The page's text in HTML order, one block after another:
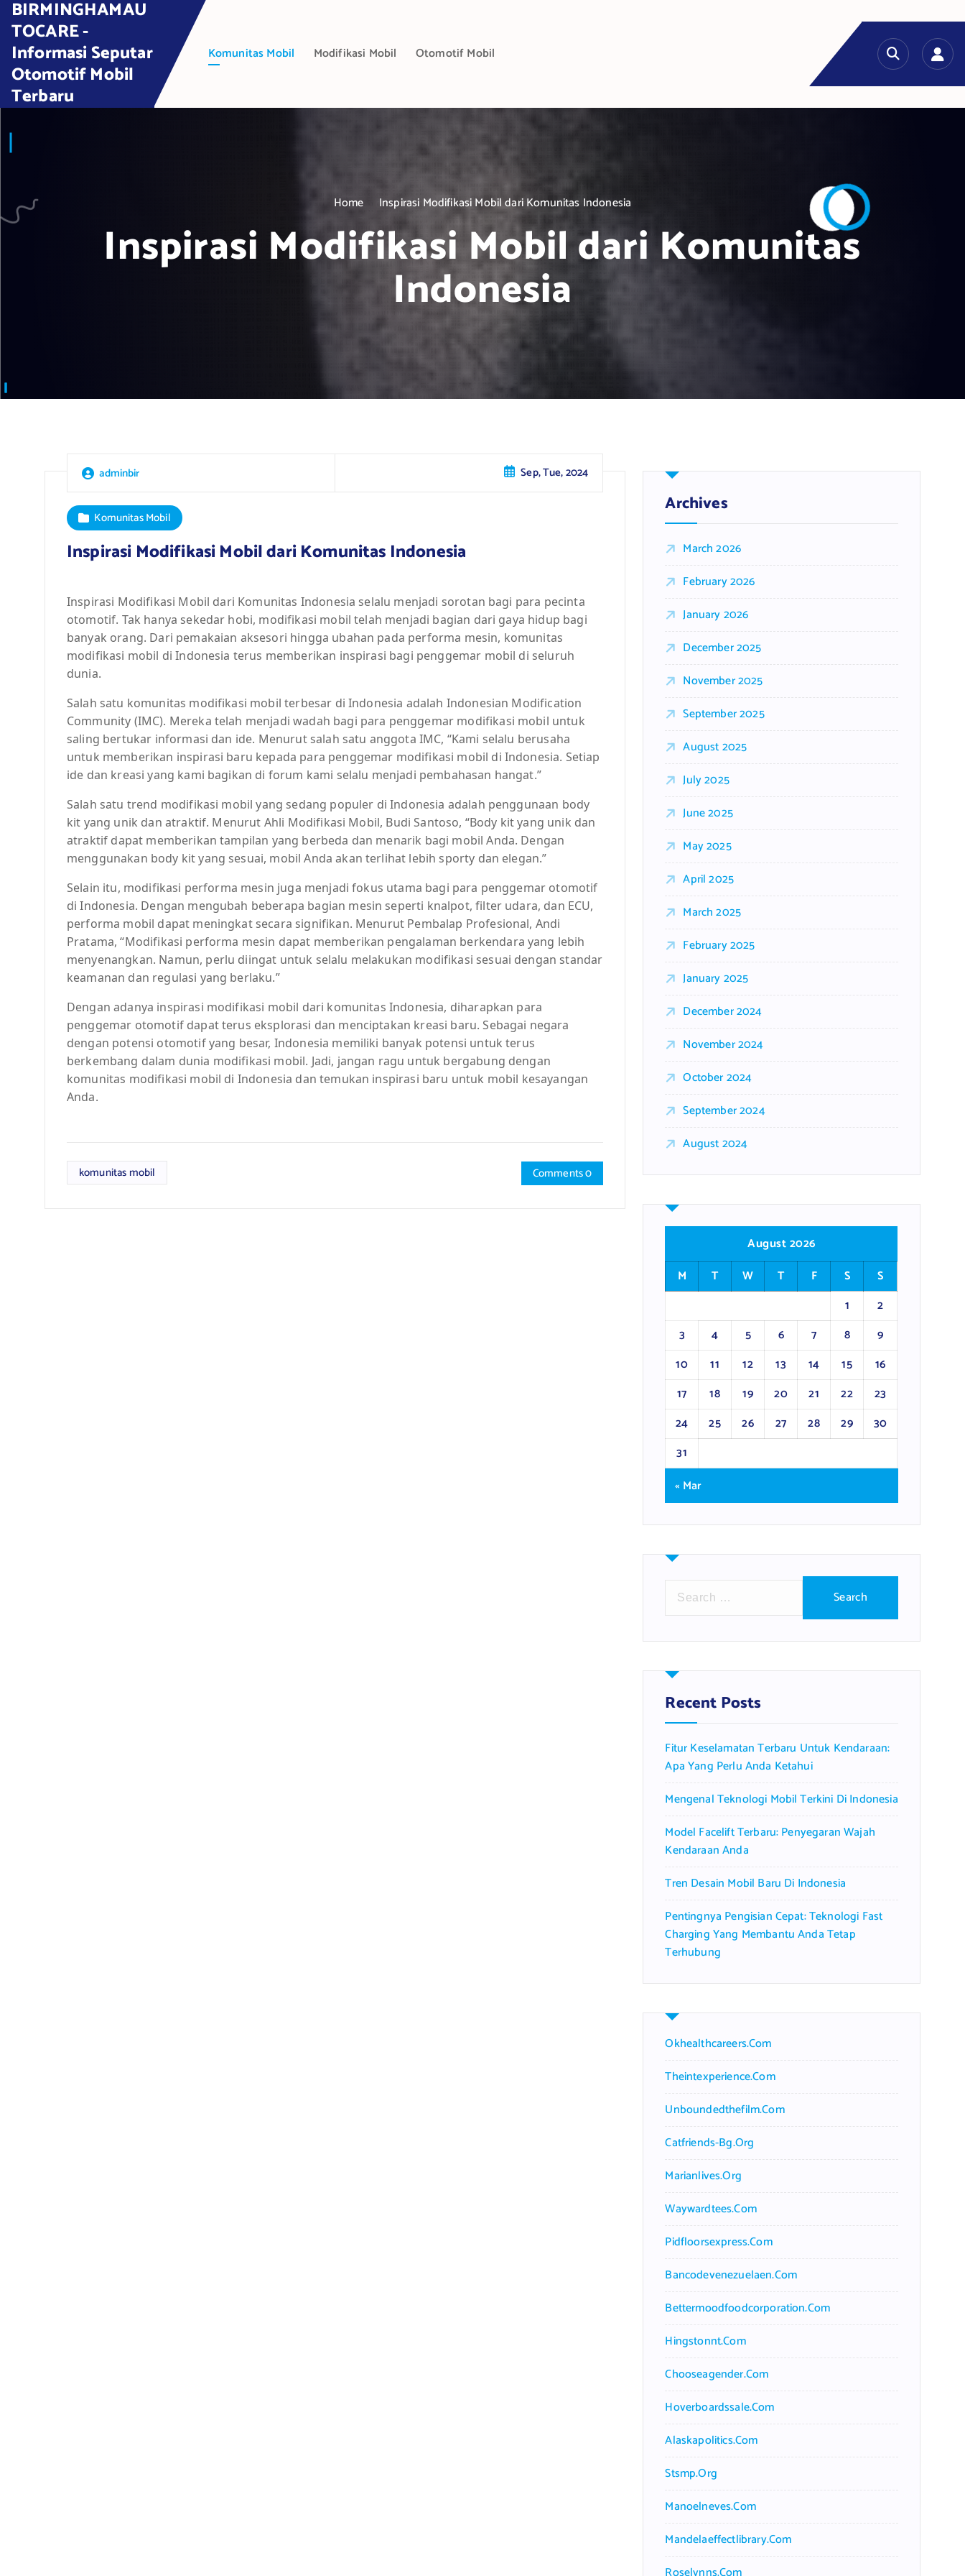
t
BIRMINGHAMAU
TOCARE -
Informasi Seputar
Otomotif Mobil
Terbaru
Komunitas Mobil Modifikasi Mobil Otomotif Mobil
Home Inspirasi Modifikasi Mobil dari Komunitas Indonesia
Inspirasi Modifikasi Mobil dari Komunitas
Indonesia
adminbir Sep, Tue, 2024
Komunitas Mobil
Inspirasi Modifikasi Mobil dari Komunitas Indonesia
Inspirasi Modifikasi Mobil dari Komunitas Indonesia selalu menjadi sorotan bagi para pecinta
otomotif. Tak hanya sekedar hobi, modifikasi mobil telah menjadi bagian dari gaya hidup bagi
banyak orang. Dari pemakaian aksesori hingga ubahan pada performa mesin, komunitas
modifikasi mobil di Indonesia terus memberikan inspirasi bagi penggemar mobil di seluruh
dunia.
Salah satu komunitas modifikasi mobil terbesar di Indonesia adalah Indonesian Modification
Community (IMC). Mereka telah menjadi wadah bagi para penggemar modifikasi mobil untuk
saling bertukar informasi dan ide. Menurut salah satu anggota IMC, “Kami selalu berusaha
untuk memberikan inspirasi baru kepada para penggemar modifikasi mobil di Indonesia. Setiap
ide dan kreasi yang kami bagikan di forum kami selalu menjadi pembahasan hangat.”
Salah satu trend modifikasi mobil yang sedang populer di Indonesia adalah penggunaan body
kit yang unik dan atraktif. Menurut Ahli Modifikasi Mobil, Budi Santoso, “Body kit yang unik dan
atraktif dapat memberikan tampilan yang berbeda dan menarik bagi mobil Anda. Dengan
menggunakan body kit yang sesuai, mobil Anda akan terlihat lebih sporty dan elegan.”
Selain itu, modifikasi performa mesin juga menjadi fokus utama bagi para penggemar otomotif
di Indonesia. Dengan mengubah beberapa bagian mesin seperti knalpot, filter udara, dan ECU,
performa mobil dapat meningkat secara signifikan. Menurut Pembalap Profesional, Andi
Pratama, “Modifikasi performa mesin dapat memberikan pengalaman berkendara yang lebih
menyenangkan. Namun, perlu diingat untuk selalu melakukan modifikasi sesuai dengan standar
keamanan dan regulasi yang berlaku.”
Dengan adanya inspirasi modifikasi mobil dari komunitas Indonesia, diharapkan para
penggemar otomotif dapat terus eksplorasi dan menciptakan kreasi baru. Sebagai negara
dengan potensi otomotif yang besar, Indonesia memiliki banyak potensi untuk terus
berkembang dalam dunia modifikasi mobil. Jadi, jangan ragu untuk bergabung dengan
komunitas modifikasi mobil di Indonesia dan temukan inspirasi baru untuk mobil kesayangan
Anda.
komunitas mobil Comments 0
Archives
March 2026
February 2026
January 2026
December 2025
November 2025
September 2025
August 2025
July 2025
June 2025
May 2025
April 2025
March 2025
February 2025
January 2025
December 2024
November 2024
October 2024
September 2024
August 2024
August 2026
M
T W T F S
S
1
2
3
4 5 6 7 8
9
10
11 12 13 14 15
16
17
18 19 20 21 22
23
24
25 26 27 28 29
30
31
« Mar
r
h
f
o
:
Recent Posts
Fitur Keselamatan Terbaru Untuk Kendaraan:
Apa Yang Perlu Anda Ketahui
Mengenal Teknologi Mobil Terkini Di Indonesia
Model Facelift Terbaru: Penyegaran Wajah
Kendaraan Anda
Tren Desain Mobil Baru Di Indonesia
Pentingnya Pengisian Cepat: Teknologi Fast
Charging Yang Membantu Anda Tetap
Terhubung
Okhealthcareers.com
Theintexperience.com
Unboundedthefilm.com
Catfriends-Bg.org
Marianlives.org
Waywardtees.com
Pidfloorsexpress.com
Bancodevenezuelaen.com
Bettermoodfoodcorporation.com
Hingstonnt.com
Chooseagender.com
Hoverboardssale.com
Alaskapolitics.com
Stsmp.org
Manoelneves.com
Mandelaeffectlibrary.com